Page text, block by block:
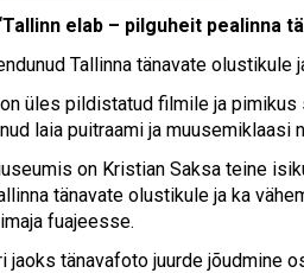
elab – pilguheit pealinna
Tallinna tänavate olustikule
üles pildistatud filmile ja
laia puitraami ja muusemiklaasi
on Kristian Saksa teine
tänavate olustikule ja ka
fuajeesse.
jaoks tänavafoto juurde jõudmine